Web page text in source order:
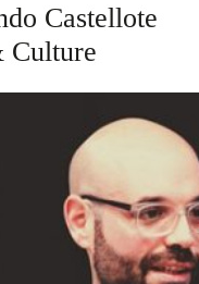
Castellote
Culture